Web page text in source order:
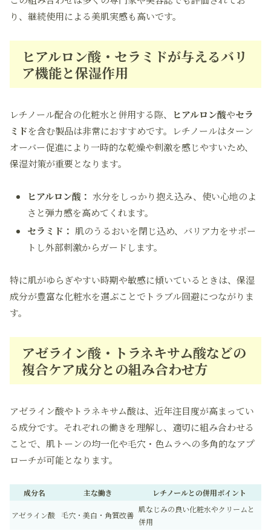
り、継続使用による美肌実感も高いです。
ヒアルロン酸・セラミドが与えるバリ
ア機能と保湿作用
レチノール配合の化粧水と併用する際、 ヒアルロン酸やセラ
ミドを含む製品は非常におすすめです。レチノールはターン
オーバー促進により一時的な乾燥や刺激を感じやすいため、
保湿対策が重要となります。
ヒアルロン酸： 水分をしっかり抱え込み、使い心地のよ
さと弾力感を高めてくれます。
セラミド： 肌のうるおいを閉じ込め、バリア力をサポー
トし外部刺激からガードします。
特に肌がゆらぎやすい時期や敏感に傾いているときは、保湿
成分が豊富な化粧水を選ぶことでトラブル回避につながりま
す。
アゼライン酸・トラネキサム酸などの
複合ケア成分との組み合わせ方
アゼライン酸やトラネキサム酸は、近年注目度が高まってい
る成分です。それぞれの働きを理解し、適切に組み合わせる
ことで、肌トーンの均一化や毛穴・色ムラへの多角的なアプ
ローチが可能となります。
成分名 主な働き レチノールとの併用ポイント
アゼライン酸 毛穴・美白・角質改善
肌なじみの良い化粧水やクリームと
併用